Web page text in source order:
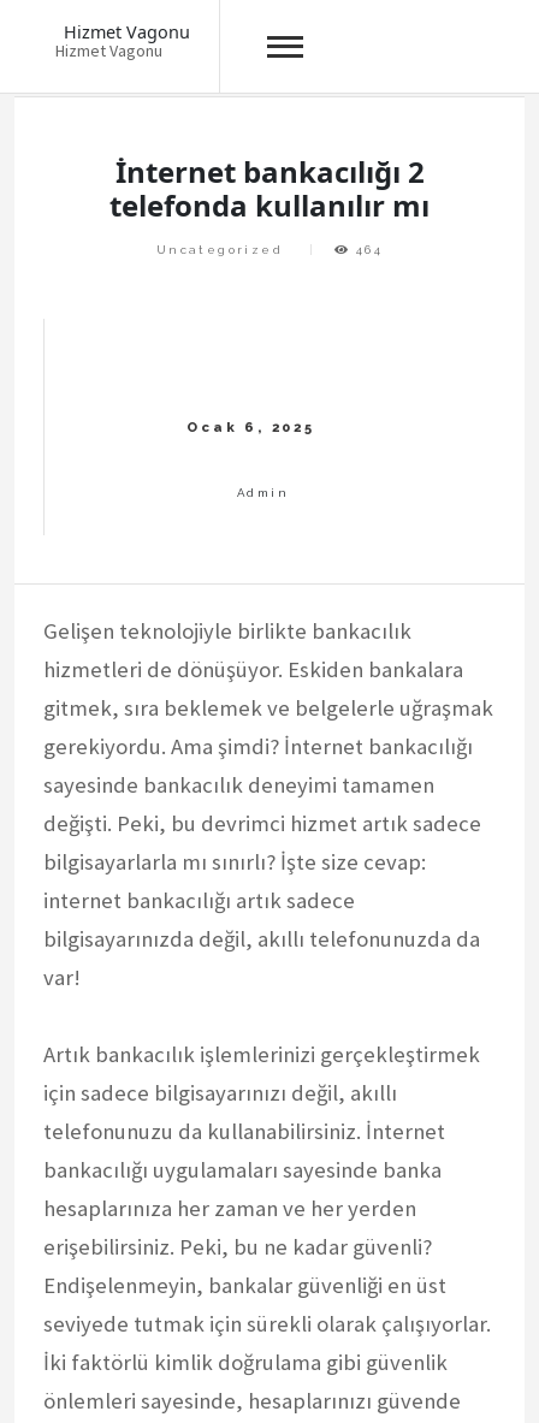
Hizmet Vagonu
Hizmet Vagonu
İnternet bankacılığı 2
telefonda kullanılır mı
Uncategorized 464
Gelişen teknolojiyle birlikte bankacılık
hizmetleri de dönüşüyor. Eskiden bankalara
gitmek, sıra beklemek ve belgelerle uğraşmak
gerekiyordu. Ama şimdi? İnternet bankacılığı
sayesinde bankacılık deneyimi tamamen
değişti. Peki, bu devrimci hizmet artık sadece
bilgisayarlarla mı sınırlı? İşte size cevap:
internet bankacılığı artık sadece
bilgisayarınızda değil, akıllı telefonunuzda da
var!
Artık bankacılık işlemlerinizi gerçekleştirmek
için sadece bilgisayarınızı değil, akıllı
telefonunuzu da kullanabilirsiniz. İnternet
bankacılığı uygulamaları sayesinde banka
hesaplarınıza her zaman ve her yerden
erişebilirsiniz. Peki, bu ne kadar güvenli?
Endişelenmeyin, bankalar güvenliği en üst
seviyede tutmak için sürekli olarak çalışıyorlar.
İki faktörlü kimlik doğrulama gibi güvenlik
önlemleri sayesinde, hesaplarınızı güvende